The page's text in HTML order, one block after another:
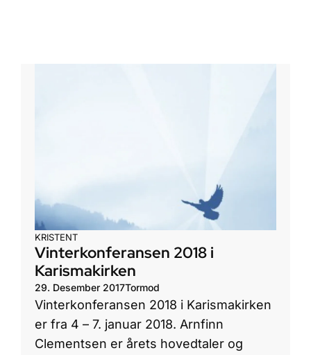
KRISTENT
Vinterkonferansen 2018 i
Karismakirken
29. Desember 2017Tormod
Vinterkonferansen 2018 i Karismakirken
er fra 4 – 7. januar 2018. Arnfinn
Clementsen er årets hovedtaler og